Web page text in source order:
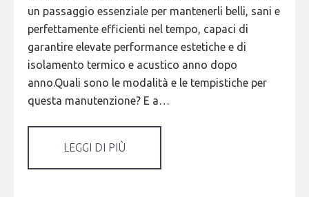
un passaggio essenziale per mantenerli belli, sani e
perfettamente efficienti nel tempo, capaci di
garantire elevate performance estetiche e di
isolamento termico e acustico anno dopo
anno.Quali sono le modalità e le tempistiche per
questa manutenzione? E a…
LEGGI DI PIÙ